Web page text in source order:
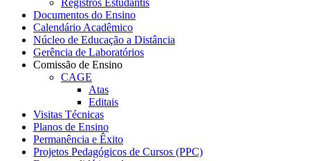
Documentos do Ensino
Calendário Acadêmico
Núcleo de Educação a Distância
Gerência de Laboratórios
Comissão de Ensino
CAGE
Atas
Editais
Visitas Técnicas
Planos de Ensino
Permanência e Êxito
Projetos Pedagógicos de Cursos (PPC)